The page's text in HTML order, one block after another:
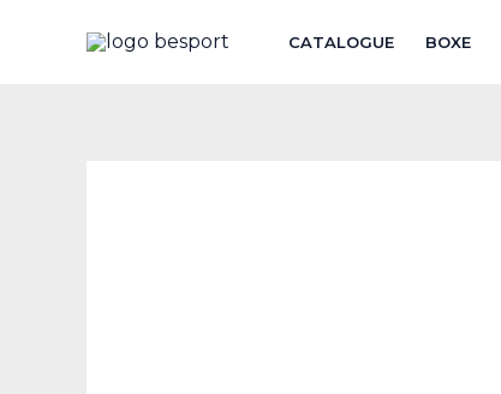
CATALOGUE BOXE